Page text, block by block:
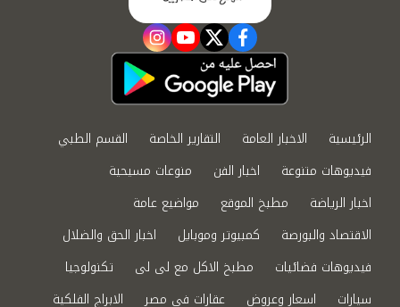
facebook
twitter
youtube
instagram
الرئيسية الاخبار العامة التقارير الخاصة
القسم الطبي
فيديوهات متنوعة
اخبار الفن
منوعات مسيحية
اخبار الرياضة
مطبخ الموقع
مواضيع عامة
الاقتصاد والبورصة
كمبيوتر وموبايل
اخبار الحق والضلال
فيديوهات فضائيات
مطبخ الاكل مع لى لى
تكنولوجيا
سيارات
اسعار وعروض عقارات في مصر الابراج الفلكية